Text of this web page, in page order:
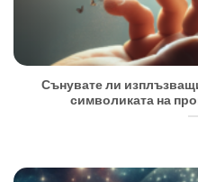
Сънувате ли
символиката на